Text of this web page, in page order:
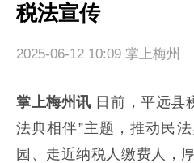
税法宣传
2025-06-12 10:09 掌上梅州
掌上梅州讯 日前，平远县
法典相伴”主题，推动民
园、走近纳税人缴费人，